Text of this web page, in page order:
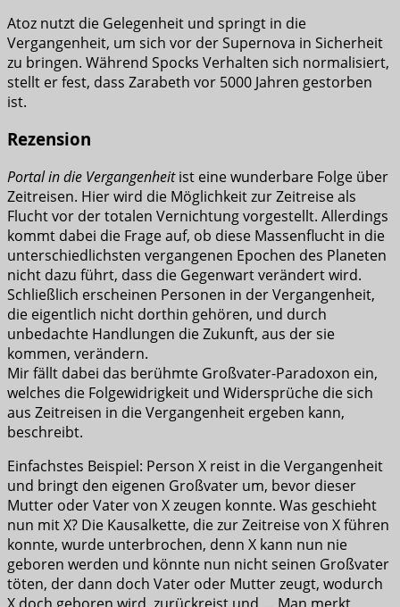
Atoz nutzt die Gelegenheit und springt in die
Vergangenheit, um sich vor der Supernova in Sicherheit
zu bringen. Während Spocks Verhalten sich normalisiert,
stellt er fest, dass Zarabeth vor 5000 Jahren gestorben
ist.
Rezension
Portal in die Vergangenheitist eine wunderbare Folge über
Zeitreisen. Hier wird die Möglichkeit zur Zeitreise als
Flucht vor der totalen Vernichtung vorgestellt. Allerdings
kommt dabei die Frage auf, ob diese Massenflucht in die
unterschiedlichsten vergangenen Epochen des Planeten
nicht dazu führt, dass die Gegenwart verändert wird.
Schließlich erscheinen Personen in der Vergangenheit,
die eigentlich nicht dorthin gehören, und durch
unbedachte Handlungen die Zukunft, aus der sie
kommen, verändern.
Mir fällt dabei das berühmte Großvater-Paradoxon ein,
welches die Folgewidrigkeit und Widersprüche die sich
aus Zeitreisen in die Vergangenheit ergeben kann,
beschreibt.
Einfachstes Beispiel: Person X reist in die Vergangenheit
und bringt den eigenen Großvater um, bevor dieser
Mutter oder Vater von X zeugen konnte. Was geschieht
nun mit X? Die Kausalkette, die zur Zeitreise von X führen
konnte, wurde unterbrochen, denn X kann nun nie
geboren werden und könnte nun nicht seinen Großvater
töten, der dann doch Vater oder Mutter zeugt, wodurch